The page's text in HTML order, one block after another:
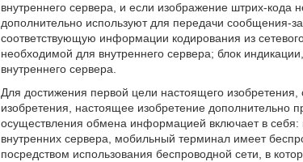
внутреннего сервера, и если изображение штрих-кода
дополнительно используют для передачи сообщения-
соответствующую информации кодирования из
необходимой для внутреннего сервера; блок
внутреннего сервера.
Для достижения первой цели настоящего
изобретения, настоящее изобретение дополнительно
осуществления обмена информацией включает в
внутренних сервера, мобильный терминал имеет
посредством использования беспроводной сети, в